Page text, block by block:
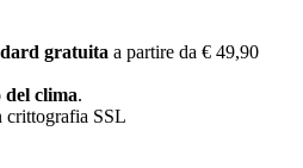
gratuita a partire da € 49,90
del clima.
crittografia SSL